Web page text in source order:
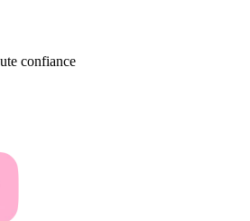
confiance